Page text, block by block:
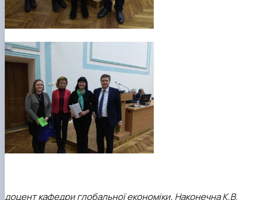
доцент кафедри глобальної економіки, Наконечна К.В.